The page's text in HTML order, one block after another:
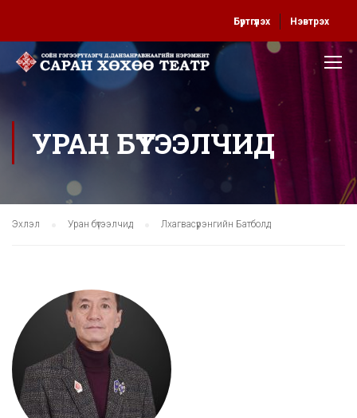
Бүртгүүлэх Нэвтрэх
УРАН БҮТЭЭЛЧИД
Эхлэл Уран бүтээлчид Лхагвасүрэнгийн Батболд